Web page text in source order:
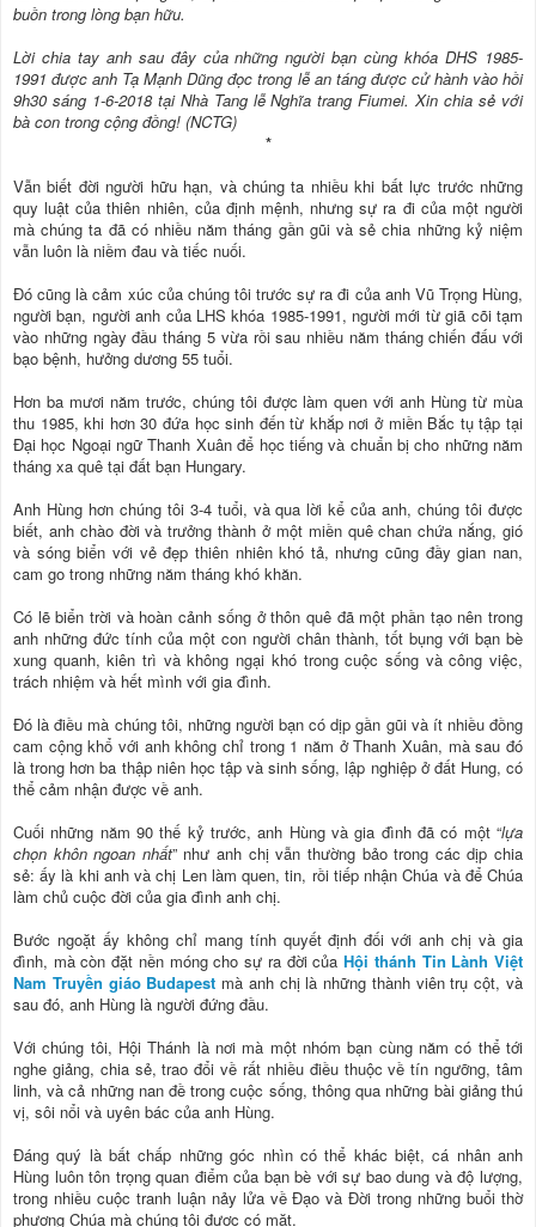
buồn trong lòng bạn hữu.
Lời chia tay anh sau đây của những người bạn cùng khóa DHS 1985-
1991 được anh Tạ Mạnh Dũng đọc trong lễ an táng được cử hành vào hồi
9h30 sáng 1-6-2018 tại Nhà Tang lễ Nghĩa trang Fiumei. Xin chia sẻ với
bà con trong cộng đồng! (NCTG)
*
Vẫn biết đời người hữu hạn, và chúng ta nhiều khi bất lực trước những
quy luật của thiên nhiên, của định mệnh, nhưng sự ra đi của một người
mà chúng ta đã có nhiều năm tháng gần gũi và sẻ chia những kỷ niệm
vẫn luôn là niềm đau và tiếc nuối.
Đó cũng là cảm xúc của chúng tôi trước sự ra đi của anh Vũ Trọng Hùng,
người bạn, người anh của LHS khóa 1985-1991, người mới từ giã cõi tạm
vào những ngày đầu tháng 5 vừa rồi sau nhiều năm tháng chiến đấu với
bạo bệnh, hưởng dương 55 tuổi.
Hơn ba mươi năm trước, chúng tôi được làm quen với anh Hùng từ mùa
thu 1985, khi hơn 30 đứa học sinh đến từ khắp nơi ở miền Bắc tụ tập tại
Đại học Ngoại ngữ Thanh Xuân để học tiếng và chuẩn bị cho những năm
tháng xa quê tại đất bạn Hungary.
Anh Hùng hơn chúng tôi 3-4 tuổi, và qua lời kể của anh, chúng tôi được
biết, anh chào đời và trưởng thành ở một miền quê chan chứa nắng, gió
và sóng biển với vẻ đẹp thiên nhiên khó tả, nhưng cũng đầy gian nan,
cam go trong những năm tháng khó khăn.
Có lẽ biển trời và hoàn cảnh sống ở thôn quê đã một phần tạo nên trong
anh những đức tính của một con người chân thành, tốt bụng với bạn bè
xung quanh, kiên trì và không ngại khó trong cuộc sống và công việc,
trách nhiệm và hết mình với gia đình.
Đó là điều mà chúng tôi, những người bạn có dịp gần gũi và ít nhiều đồng
cam cộng khổ với anh không chỉ trong 1 năm ở Thanh Xuân, mà sau đó
là trong hơn ba thập niên học tập và sinh sống, lập nghiệp ở đất Hung, có
thể cảm nhận được về anh.
Cuối những năm 90 thế kỷ trước, anh Hùng và gia đình đã có một “lựa
chọn khôn ngoan nhất” như anh chị vẫn thường bảo trong các dịp chia
sẻ: ấy là khi anh và chị Len làm quen, tin, rồi tiếp nhận Chúa và để Chúa
làm chủ cuộc đời của gia đình anh chị.
Bước ngoặt ấy không chỉ mang tính quyết định đối với anh chị và gia
đình, mà còn đặt nền móng cho sự ra đời củaHội thánh Tin Lành Việt
Nam Truyền giáo Budapest mà anh chị là những thành viên trụ cột, và
sau đó, anh Hùng là người đứng đầu.
Với chúng tôi, Hội Thánh là nơi mà một nhóm bạn cùng năm có thể tới
nghe giảng, chia sẻ, trao đổi về rất nhiều điều thuộc về tín ngưỡng, tâm
linh, và cả những nan đề trong cuộc sống, thông qua những bài giảng thú
vị, sôi nổi và uyên bác của anh Hùng.
Đáng quý là bất chấp những góc nhìn có thể khác biệt, cá nhân anh
Hùng luôn tôn trọng quan điểm của bạn bè với sự bao dung và độ lượng,
trong nhiều cuộc tranh luận nảy lửa về Đạo và Đời trong những buổi thờ
phượng Chúa mà chúng tôi được có mặt.